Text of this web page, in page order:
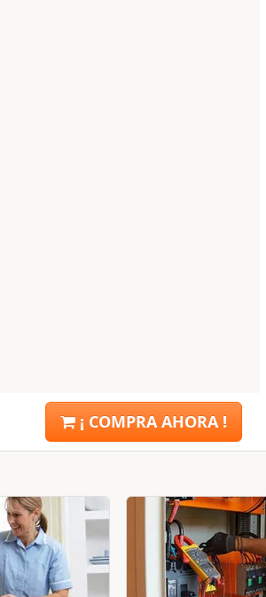
¡ COMPRA AHORA !